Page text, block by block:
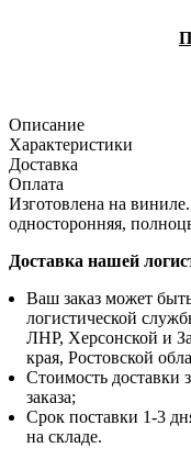
Описание
Характеристики
Доставка
Оплата
Изготовлена на
односторонняя,
Доставка нашей
Ваш заказ может
логистической
ЛНР, Херсонской и
края, Ростовской
Стоимость доставки
заказа;
Срок поставки 1-3
на складе.